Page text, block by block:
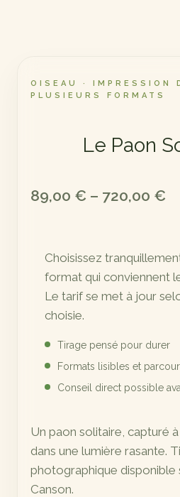
OISEAU · IMPRESSION
PLUSIEURS FORMATS
Le Paon
89,00 € – 720,00 €
Plage
89,00 €
720,00 €
Choisissez
format qui conviennent
Le tarif se met à jour
choisie.
Tirage pensé pour durer
Formats lisibles et
Conseil direct possible
Un paon solitaire, capturé à
dans une lumière rasante.
photographique disponible
Canson.